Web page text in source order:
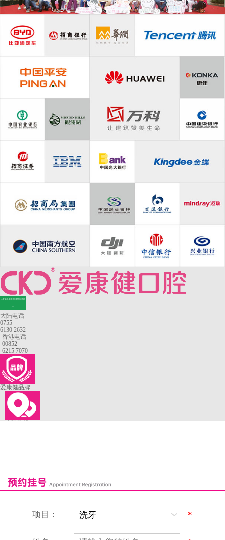
—香港长者医疗券指定牙科
大陆电话
0755
6130 2632
香港电话
00852
6215 7070
爱康健品牌
恒乐口腔诊所
富港口腔诊所
项目： *